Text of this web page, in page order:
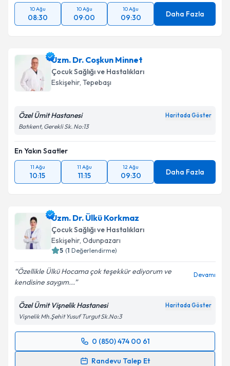
10 Ağu
08:30
10 Ağu
09:00
10 Ağu
09:30 Daha Fazla
Uzm. Dr. Coşkun Minnet
Çocuk Sağlığı ve Hastalıkları
Eskişehir, Tepebaşı
Özel Ümit Hastanesi Haritada Göster
Batıkent, Gerekli Sk. No:13
En Yakın Saatler
11 Ağu
10:15
11 Ağu
11:15
12 Ağu
09:30 Daha Fazla
Uzm. Dr. Ülkü Korkmaz
Çocuk Sağlığı ve Hastalıkları
Eskişehir, Odunpazarı
5 (1 Değerlendirme)
Özellikle Ülkü Hocama çok teşekkür ediyorum ve
kendisine saygım...
Devamı
Özel Ümit Vişnelik Hastanesi Haritada Göster
Vişnelik Mh.Şehit Yusuf Turgut Sk.No:3
0 (850) 474 00 61
Randevu Talep Et
Randevu Takvimi Talebi